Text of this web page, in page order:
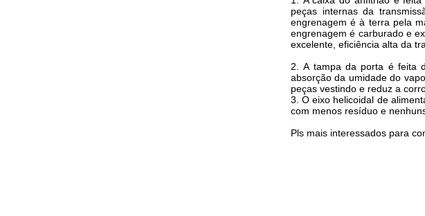
peças internas da
engrenagem é à terra pela
engrenagem é carburado e
excelente, eficiência alta da
2.A tampa da porta é feita
absorção da umidade do
peças vestindo e reduz a
3. O eixo helicoidal de
com menos resíduo e
Pls mais interessados para